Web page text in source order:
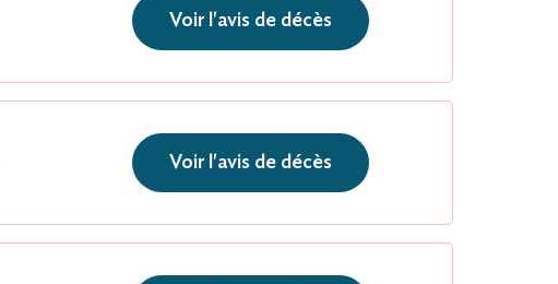
Voir l'avis de décès
Voir l'avis de décès